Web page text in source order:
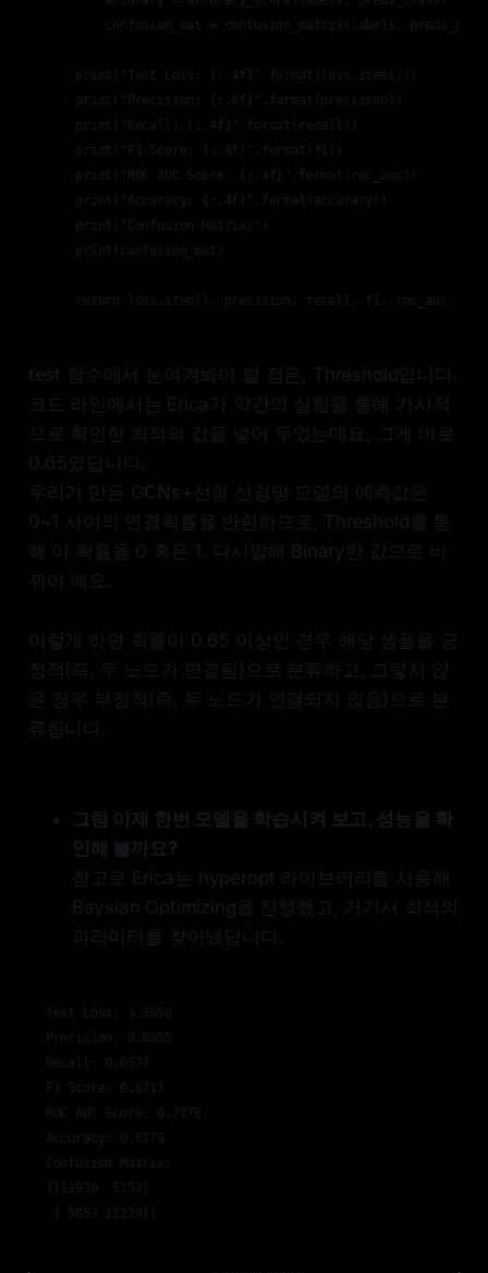
confusion_mat = confusion_matrix(labels,
    print("Test Loss: {:.4f}".format(loss.item()))
    print("Precision: {:.4f}".format(precision))
    print("Recall: {:.4f}".format(recall))
    print("F1 Score: {:.4f}".format(f1))
    print("ROC AUC Score: {:.4f}".format(roc_auc))
    print("Accuracy: {:.4f}".format(accuracy))
    print("Confusion Matrix:")
    print(confusion_mat)
test 함수에서 눈여겨봐야 할 점은, Threshold입니다.
코드 라인에서는 Erica가 약간의 실험을 통해 가시적
으로 확인한 최적의 값을 넣어 두었는데요, 그게 바로
0.65였답니다.
우리가 만든 GCNs+선형 신경망 모델의 예측값은
0~1 사이의 연결확률을 반환하므로, Threshold를 통
해 이 확률을 0 혹은 1. 다시말해 Binary한 값으로 바
꿔야 해요.
이렇게 하면 확률이 0.65 이상인 경우 해당 샘플을 긍
정적(즉, 두 노드가 연결됨)으로 분류하고, 그렇지 않
은 경우 부정적(즉, 두 노드가 연결되지 않음)으로 분
류됩니다.
그럼 이제 한번 모델을 학습시켜 보고, 성능을 확
인해 볼까요?
참고로 Erica는 hyperopt 라이브러리를 사용해
Baysian Optimizing을 진행했고, 거기서 최적의
파라미터를 찾아냈답니다.
Test Loss: 3.3650
Precision: 0.6855
Recall: 0.6574
F1 Score: 0.6711
ROC AUC Score: 0.7176
Accuracy: 0.6779
Confusion Matrix:
[[11930  5152]
[ 5853 11229]]